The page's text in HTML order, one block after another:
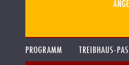
PROGRAMM TREIBHAUS-